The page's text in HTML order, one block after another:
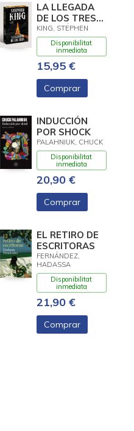
LA LLEGADA
DE LOS TRES
(EDICIÓN
CANTOS
TINTADOS) (LA
TORRE
OSCURA 2)
KING, STEPHEN
Disponibilitat
inmediata
15,95 €
Comprar
INDUCCIÓN
POR SHOCK
PALAHNIUK, CHUCK
Disponibilitat
inmediata
20,90 €
Comprar
EL RETIRO DE
ESCRITORAS
FERNÁNDEZ,
HADASSA
Disponibilitat
inmediata
21,90 €
Comprar